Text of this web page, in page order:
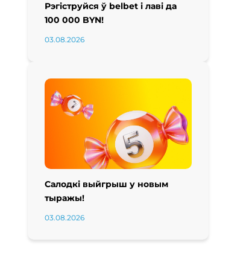
Рэгіструйся ў belbet і лаві да
100 000 BYN!
03.08.2026
Салодкі выйгрыш у новым
тыражы!
03.08.2026